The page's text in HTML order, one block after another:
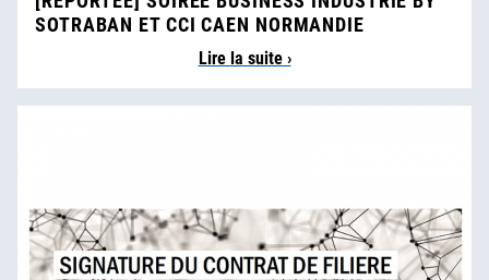
SOTRABAN ET CCI CAEN NORMANDIE
Lire la suite ›